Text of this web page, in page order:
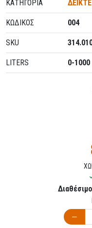
ΚΑΤΗΓΟΡΊΑ
ΚΩΔΙΚΌΣ 004
SKU
LITERS 0-1000